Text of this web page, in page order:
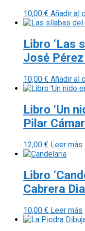
10,00 € Añadir al
Libro ‘Las
José
10,00 € Añadir al
Libro ‘Un
Pilar
12,00 € Leer más
Libro
Cabrera
10,00 € Leer más